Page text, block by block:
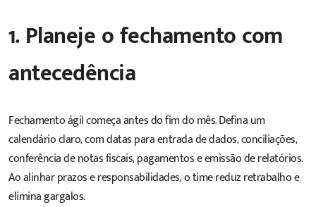
1. Planeje o fechamento com
antecedência
Fechamento ágil começa antes do fim do mês.Defina um
calendário claro, com datas para entrada de dados, conciliações,
conferência de notas fiscais, pagamentos e emissão de relatórios.
Ao alinhar prazos e responsabilidades, o time reduz retrabalho e
elimina gargalos.